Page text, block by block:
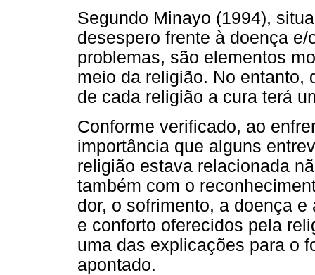
Segundo Minayo (1994),
desespero frente à doença
problemas, são elementos
meio da religião. No entanto,
de cada religião a cura terá
Conforme verificado, ao
importância que alguns
religião estava relacionada
também com o
dor, o sofrimento, a doença
e conforto oferecidos pela
uma das explicações para o
apontado.